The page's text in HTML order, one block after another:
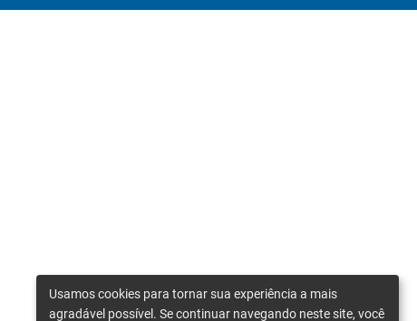
Usamos cookies para tornar sua experiência a mais
agradável possível. Se continuar navegando neste site, você